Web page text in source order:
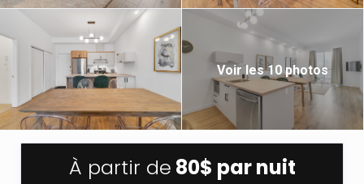
Voir les 10 photos
À partir de 80$ par nuit